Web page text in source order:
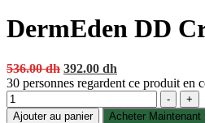
DermEden DD
536.00dh Original
price
536.00 dh.
392.00 dh
price
392.00 dh.
30 personnes regardent ce produit en
Quantité
-
+
Ajouter au panier
Acheter Maintenant